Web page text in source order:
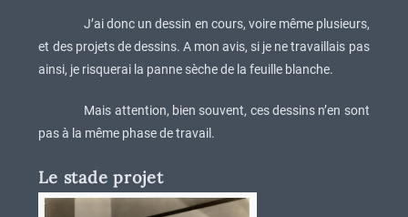
J’ai donc un dessin en cours, voire même plusieurs,
et des projets de dessins. A mon avis, si je ne travaillais pas
ainsi, je risquerai la panne sèche de la feuille blanche.
Mais attention, bien souvent, ces dessins n’en sont
pas à la même phase de travail.
Le stade projet